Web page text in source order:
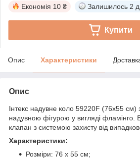
Економія 10 ₴ Залишилось 2
Купити
Опис Характеристики
Опис
Інтекс надувне коло 59220F (76х55 см)
надувною фігурою у вигляді фламінго.
клапан з системою захисту від
Характеристики:
Розміри: 76 х 55 см;